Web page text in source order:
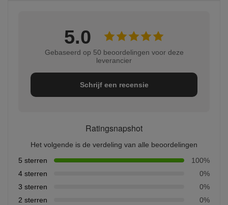
5.0
Gebaseerd op 50 beoordelingen voor deze
leverancier
Schrijf een recensie
Ratingsnapshot
Het volgende is de verdeling van alle beoordelingen
5 sterren
100%
4 sterren
0%
3 sterren
0%
2 sterren
0%